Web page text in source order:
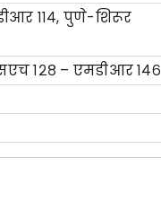
११४, पुणे-शिरूर
१२८ – एमडीआर १४६